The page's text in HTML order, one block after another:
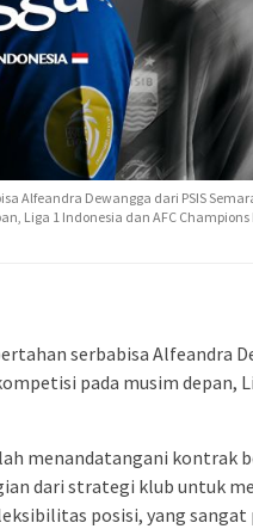
Alfeandra Dewangga dari PSIS
Liga 1 Indonesia dan AFC Champions
serbabisa Alfeandra
pada musim depan,
menandatangani kontrak
dari strategi klub untuk
posisi, yang